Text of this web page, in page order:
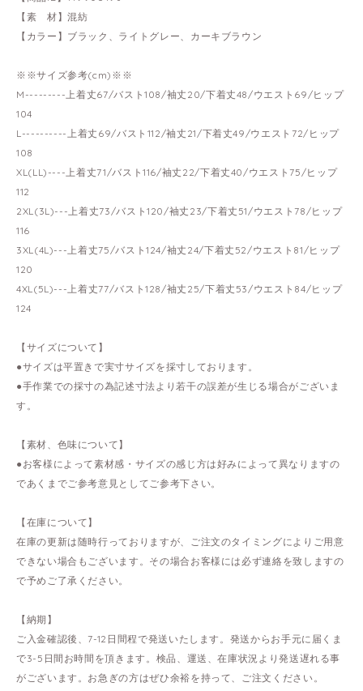
【素 材】混紡
【カラー】ブラック、ライトグレー、カーキブラウン
※※サイズ参考(cm)※※
M---------上着丈67/バスト108/袖丈20/下着丈48/ウエスト69/ヒップ
104
L----------上着丈69/バスト112/袖丈21/下着丈49/ウエスト72/ヒップ
108
XL(LL)----上着丈71/バスト116/袖丈22/下着丈40/ウエスト75/ヒップ
112
2XL(3L)---上着丈73/バスト120/袖丈23/下着丈51/ウエスト78/ヒップ
116
3XL(4L)---上着丈75/バスト124/袖丈24/下着丈52/ウエスト81/ヒップ
120
4XL(5L)---上着丈77/バスト128/袖丈25/下着丈53/ウエスト84/ヒップ
124
【サイズについて】
●サイズは平置きで実寸サイズを採寸しております。
●手作業での採寸の為記述寸法より若干の誤差が生じる場合がございま
す。
【素材、色味について】
●お客様によって素材感・サイズの感じ方は好みによって異なりますの
であくまでご参考意見としてご参考下さい。
【在庫について】
在庫の更新は随時行っておりますが、ご注文のタイミングによりご用意
できない場合もございます。その場合お客様には必ず連絡を致しますの
で予めご了承ください。
【納期】
ご入金確認後、7-12日間程で発送いたします。発送からお手元に届くま
で3-5日間お時間を頂きます。検品、運送、在庫状況より発送遅れる事
がございます。お急ぎの方はぜひ余裕を持って、ご注文ください。